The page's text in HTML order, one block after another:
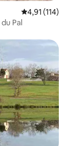
Note
4,91 (114)
Pal